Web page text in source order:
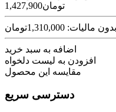
1,427,900تومان
1,310,000تومان
اضافه به سبد خرید
افزودن به لیست دلخواه
مقایسه این محصول
دسترسی سریع